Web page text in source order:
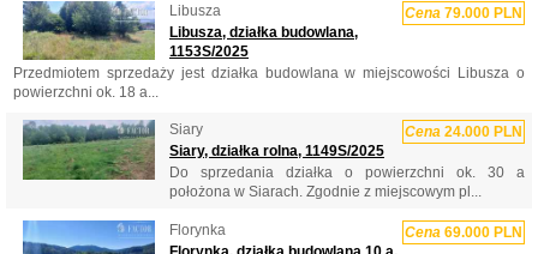
Libusza Cena 79.000 PLN
Libusza, działka budowlana,
1153S/2025
Przedmiotem sprzedaży jest działka budowlana w miejscowości Libusza o
powierzchni ok. 18 a...
Siary Cena 24.000 PLN
Siary, działka rolna, 1149S/2025
Do sprzedania działka o powierzchni ok. 30 a
położona w Siarach. Zgodnie z miejscowym pl...
Florynka Cena 69.000 PLN